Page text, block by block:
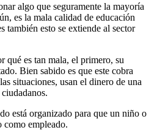
algo que seguramente la mayoría
es la mala calidad de educación
también esto se extiende al sector
qué es tan mala, el primero, su
Bien sabido es que este cobra
situaciones, usan el dinero de una
está organizado para que un niño o
como empleado.